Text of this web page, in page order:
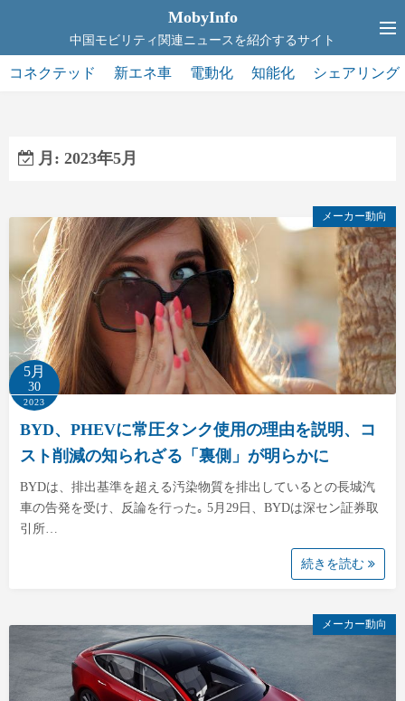
テ
ン
プ
MobyInfo
中国モビリティ関連ニュースを紹介するサイト
コネクテッド 新エネ車 電動化 知能化 シェアリング
月: 2023年5月
メーカー動向
5月
30
2023
BYD、PHEVに常圧タンク使用の理由を説明、コ
スト削減の知られざる「裏側」が明らかに
BYDは、排出基準を超える汚染物質を排出しているとの長城汽
車の告発を受け、反論を行った｡ 5月29日、BYDは深セン証券取
引所…
続きを読む
メーカー動向